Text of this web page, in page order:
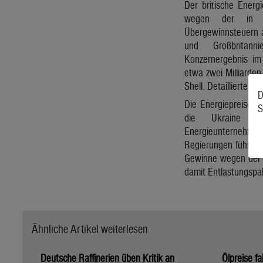
Der britische
wegen der in
und
Konzernergebnis
etwa zwei
Shell. Detailliertere
Die Energiepreise
die Ukraine
Regierungen
Gewinne wegen
damit
Ähnliche Artikel weiterlesen
Deutsche Raffinerien üben Kritik an Ölpreise